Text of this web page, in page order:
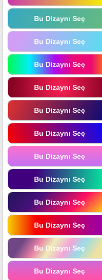
Bu Dizaynı Seç
Bu Dizaynı Seç
Bu Dizaynı Seç
Bu Dizaynı Seç
Bu Dizaynı Seç
Bu Dizaynı Seç
Bu Dizaynı Seç
Bu Dizaynı Seç
Bu Dizaynı Seç
Bu Dizaynı Seç
Bu Dizaynı Seç
Bu Dizaynı Seç